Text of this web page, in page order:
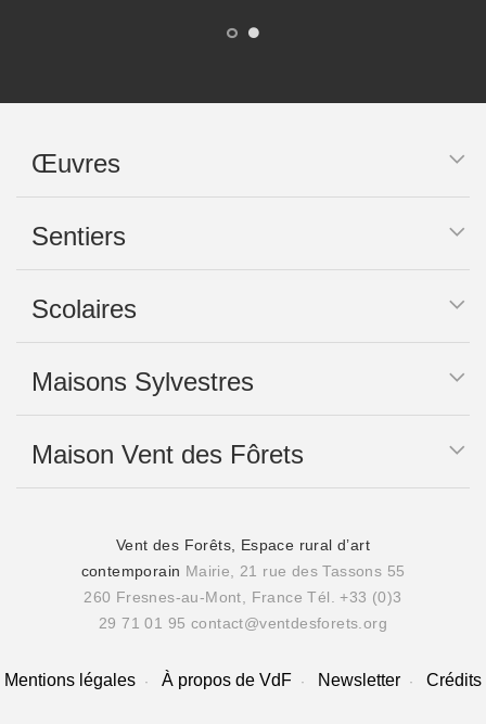
Œuvres
Sentiers
Scolaires
Maisons Sylvestres
Maison Vent des Fôrets
Vent des Forêts, Espace rural d’art
contemporain Mairie, 21 rue des Tassons 55
260 Fresnes-au-Mont, France Tél. +33 (0)3
29 71 01 95 contact@ventdesforets.org
Mentions légales À propos de VdF Newsletter Crédits